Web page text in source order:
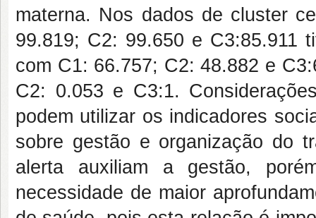
materna. Nos dados de cluster
99.819; C2: 99.650 e C3:85.911
com C1: 66.757; C2: 48.882 e
C2: 0.053 e C3:1.
podem utilizar os indicadores
sobre gestão e organização do
alerta auxiliam a gestão,
necessidade de maior